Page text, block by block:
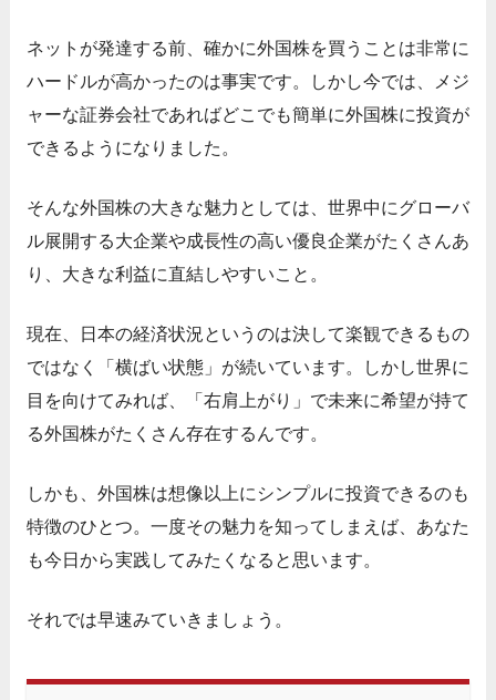
ネットが発達する前、確かに外国株を買うことは非常に
ハードルが高かったのは事実です。しかし今では、メジ
ャーな証券会社であればどこでも簡単に外国株に投資が
できるようになりました。
そんな外国株の大きな魅力としては、世界中にグローバ
ル展開する大企業や成長性の高い優良企業がたくさんあ
り、大きな利益に直結しやすいこと。
現在、日本の経済状況というのは決して楽観できるもの
ではなく「横ばい状態」が続いています。しかし世界に
目を向けてみれば、「右肩上がり」で未来に希望が持て
る外国株がたくさん存在するんです。
しかも、外国株は想像以上にシンプルに投資できるのも
特徴のひとつ。一度その魅力を知ってしまえば、あなた
も今日から実践してみたくなると思います。
それでは早速みていきましょう。